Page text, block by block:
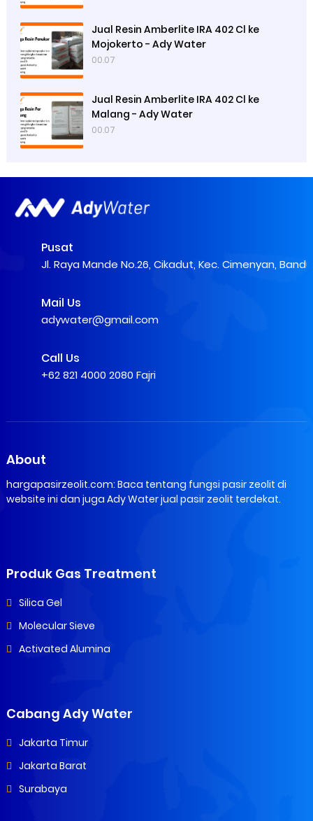
Jual Resin Amberlite IRA 402 Cl ke
Mojokerto - Ady Water
00.07
Jual Resin Amberlite IRA 402 Cl ke
Malang - Ady Water
00.07
Pusat
Jl. Raya Mande No.26, Cikadut, Kec. Cimenyan,
Mail Us
adywater@gmail.com
Call Us
+62 821 4000 2080 Fajri
About
hargapasirzeolit.com: Baca tentang fungsi pasir zeolit di
website ini dan juga Ady Water jual pasir zeolit terdekat.
Produk Gas Treatment
Silica Gel
Molecular Sieve
Activated Alumina
Cabang Ady Water
Jakarta Timur
Jakarta Barat
Surabaya